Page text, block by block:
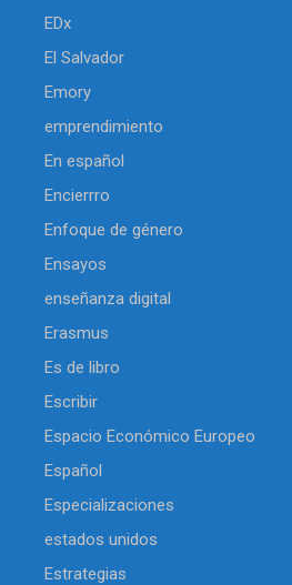
EDx
El Salvador
Emory
emprendimiento
En español
Encierrro
Enfoque de género
Ensayos
enseñanza digital
Erasmus
Es de libro
Escribir
Espacio Económico Europeo
Español
Especializaciones
estados unidos
Estrategias